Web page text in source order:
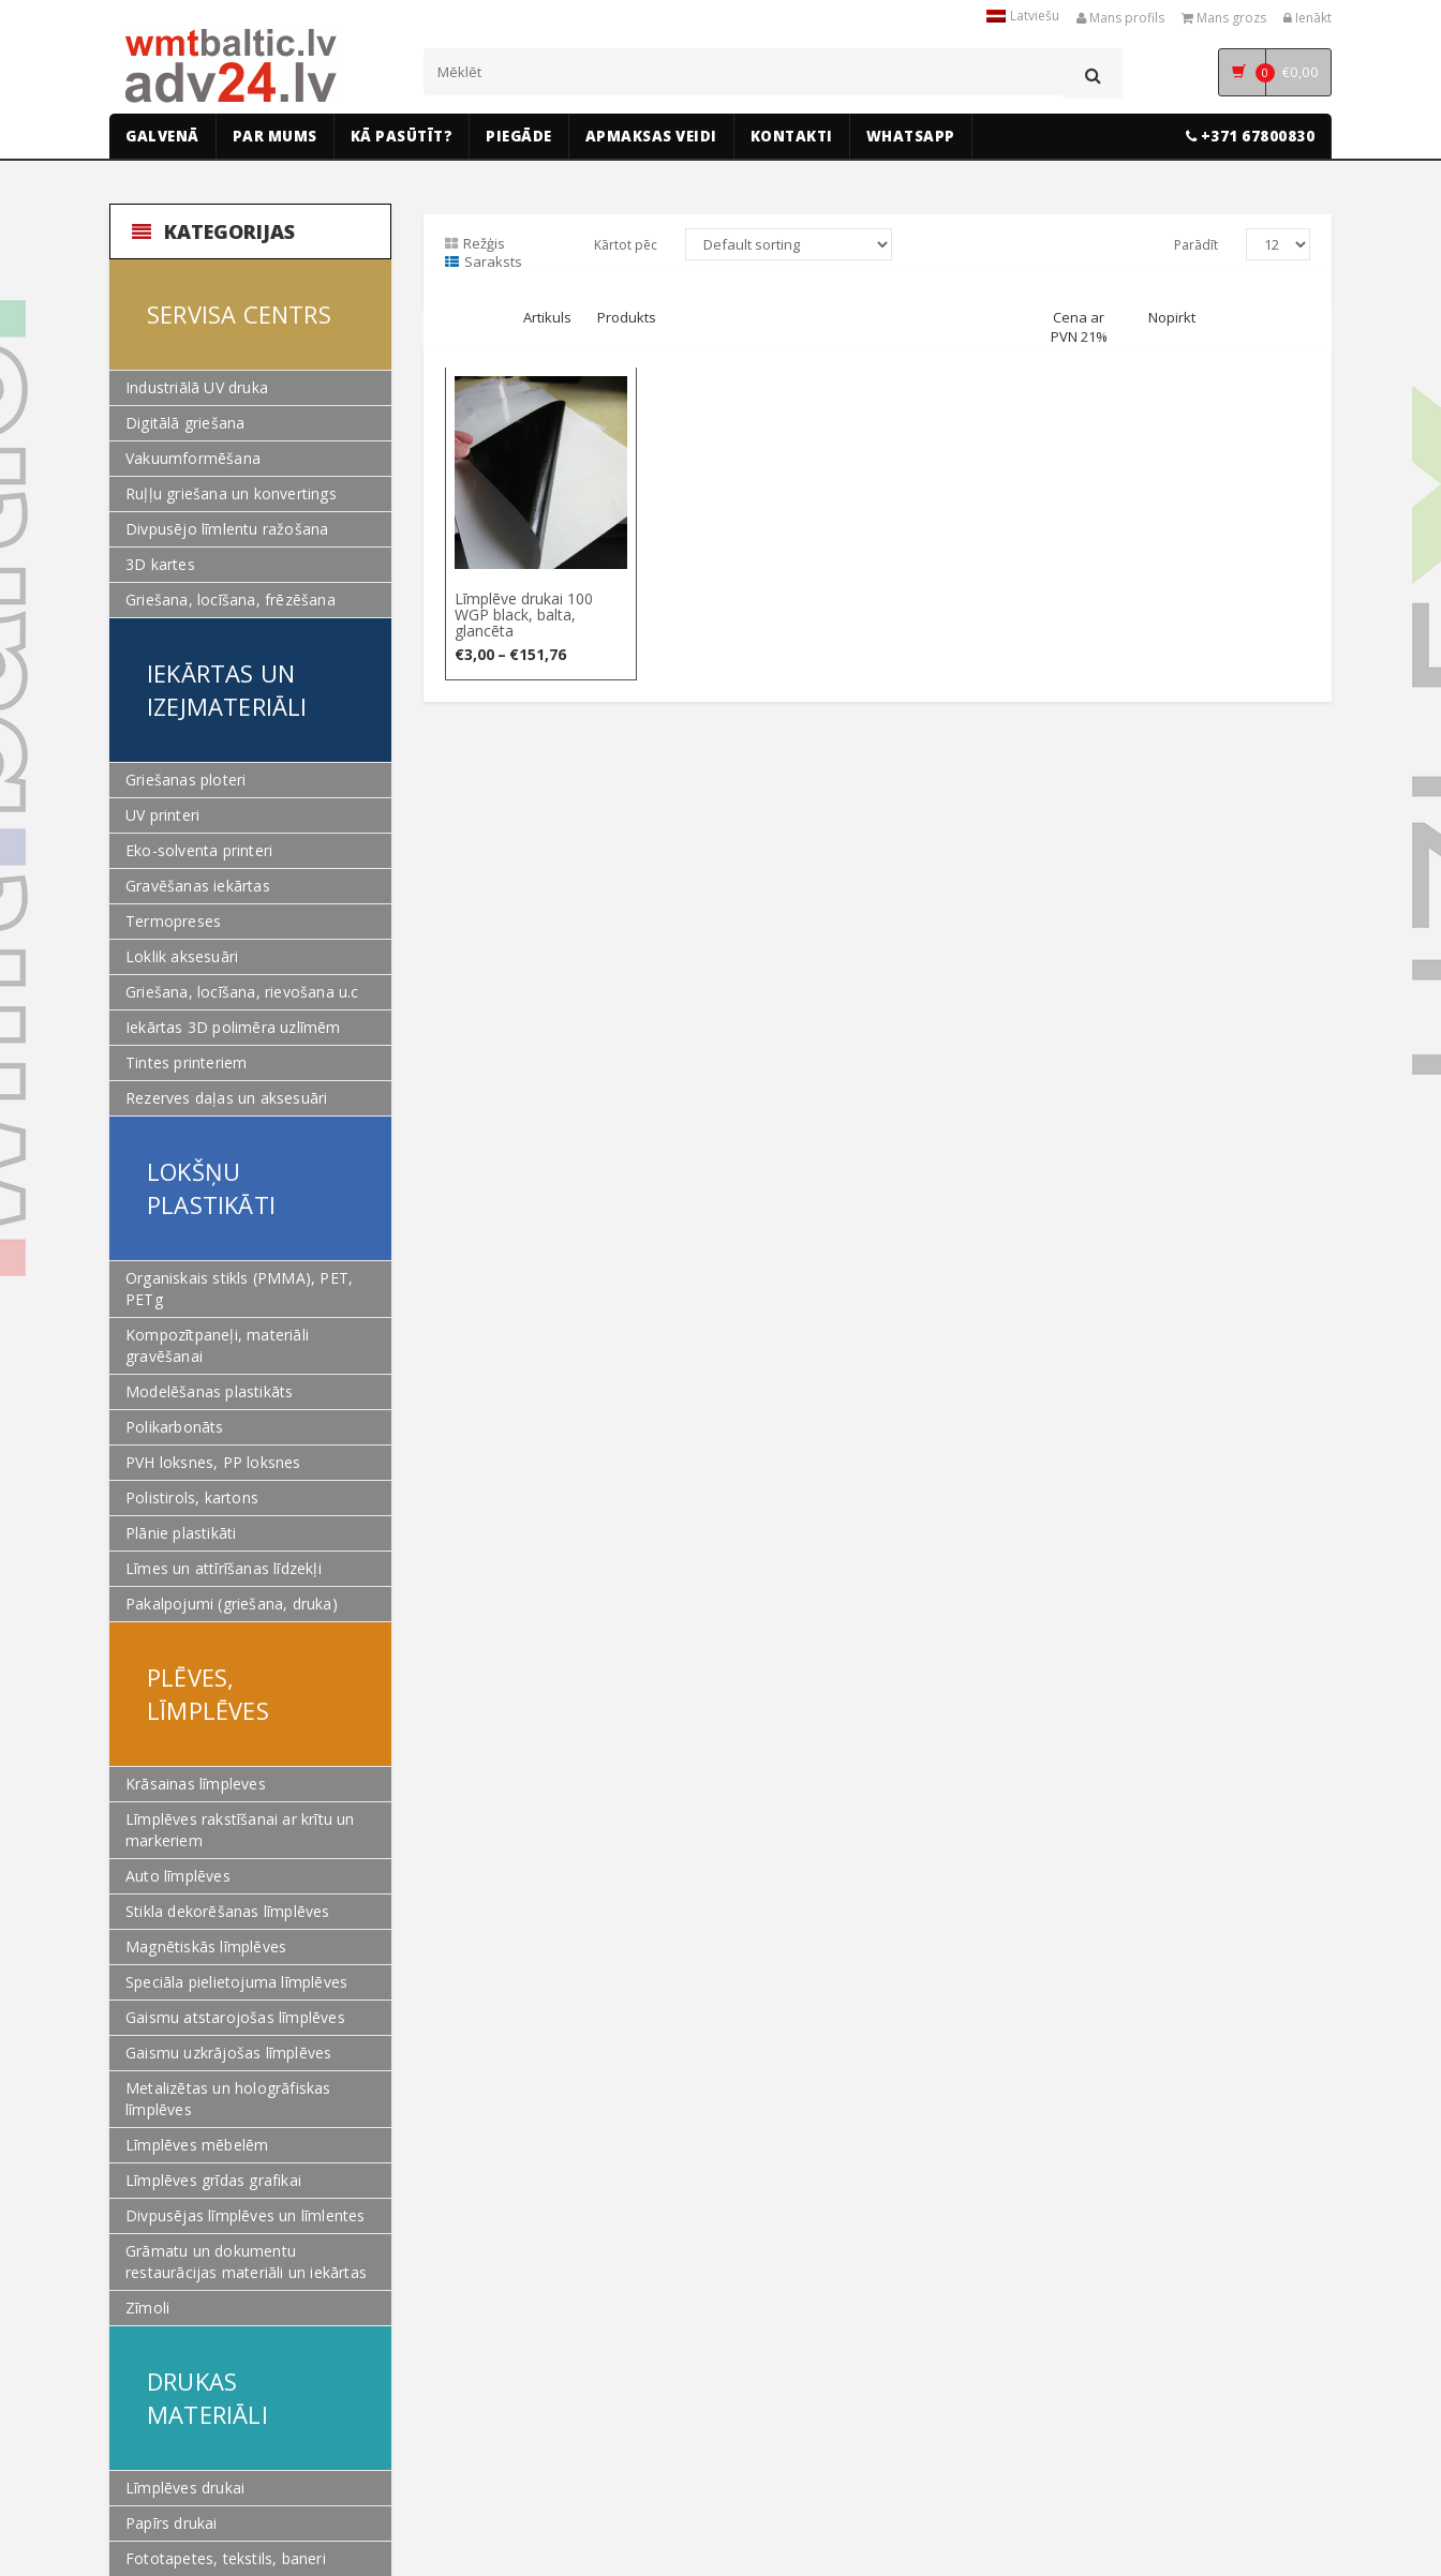
Latviešu Mans profils Mans grozs Ienākt
0 €0,00
GALVENĀ PAR MUMS KĀ PASŪTĪT? PIEGĀDE APMAKSAS VEIDI KONTAKTI WHATSAPP +371 67800830
KATEGORIJAS
SERVISA CENTRS
Industriālā UV druka
Digitālā griešana
Vakuumformēšana
Ruļļu griešana un konvertings
Divpusējo līmlentu ražošana
3D kartes
Griešana, locīšana, frēzēšana
IEKĀRTAS UN
IZEJMATERIĀLI
Griešanas ploteri
UV printeri
Eko-solventa printeri
Gravēšanas iekārtas
Termopreses
Loklik aksesuāri
Griešana, locīšana, rievošana u.c
Iekārtas 3D polimēra uzlīmēm
Tintes printeriem
Rezerves daļas un aksesuāri
LOKŠŅU
PLASTIKĀTI
Organiskais stikls (PMMA), PET,
PETg
Kompozītpaneļi, materiāli
gravēšanai
Modelēšanas plastikāts
Polikarbonāts
PVH loksnes, PP loksnes
Polistirols, kartons
Plānie plastikāti
Līmes un attīrīšanas līdzekļi
Pakalpojumi (griešana, druka)
PLĒVES,
LĪMPLĒVES
Krāsainas līmpleves
Līmplēves rakstīšanai ar krītu un
markeriem
Auto līmplēves
Stikla dekorēšanas līmplēves
Magnētiskās līmplēves
Speciāla pielietojuma līmplēves
Gaismu atstarojošas līmplēves
Gaismu uzkrājošas līmplēves
Metalizētas un hologrāfiskas
līmplēves
Līmplēves mēbelēm
Līmplēves grīdas grafikai
Divpusējas līmplēves un līmlentes
Grāmatu un dokumentu
restaurācijas materiāli un iekārtas
Zīmoli
DRUKAS
MATERIĀLI
Līmplēves drukai
Papīrs drukai
Fototapetes, tekstils, baneri
Režģis
Saraksts
Kārtot pēc Parādīt
Artikuls Produkts
Cena ar
PVN 21%
Nopirkt
Līmplēve drukai 100
WGP black, balta,
glancēta
€3,00 – €151,76Price
range:
Select options